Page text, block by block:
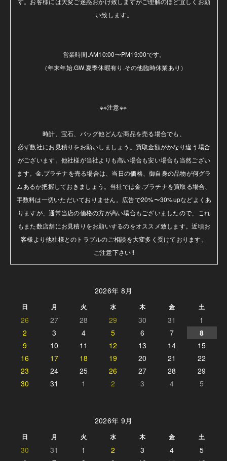
い致します。
営業時間.AM10:00〜PM19:00です。
（年末年始.GW.夏季休暇有り.その他臨時休業あり）
※※注意※※
時計、宝石、バッグ他どんな商品を売る場合でも、
必ず数社にお見積りをお願いしましょう。買取金額がかなり違う場合
がございます。他社様が当社よりも高い場合も安い場合も当然ござい
ます。金.プラチナを売る場合は、当日の価格、御自身の品物が何グラ
ムあるか把握しておきましょう。当社では金.プラチナを買取る場合、
手数料は一切いただいておりません。広告で20%〜30%upなどよくあ
りますが、通常当店の価格の方が高い場合もございましたので、これ
もまた数店舗にお見積りをお願いするのをオススメ致します。近頃お
客様より他社様とのトラブルのご相談を大変多く受けております。
ご注意下さい!!
2026年 8月
日 月 火 水 木 金 土
26 27 28 29 30 31
1
2
3 4 5 6 7
8
9
10 11 12 13 14
15
16
17 18 19 20 21
22
23
24 25 26 27 28
29
30
31 1 2 3 4 5
2026年 9月
日 月 火 水 木 金 土
30 31 1 2 3 4
5